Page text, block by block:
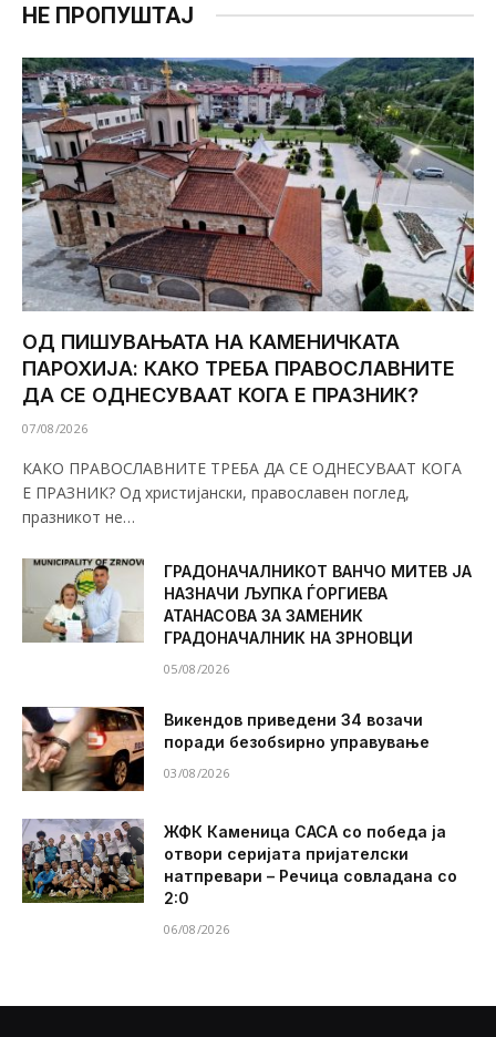
НЕ ПРОПУШТАЈ
ОД ПИШУВАЊАТА НА КАМЕНИЧКАТА
ПАРОХИЈА: КАКО ТРЕБА ПРАВОСЛАВНИТЕ
ДА СЕ ОДНЕСУВААТ КОГА Е ПРАЗНИК?
07/08/2026
КАКО ПРАВОСЛАВНИТЕ ТРЕБА ДА СЕ ОДНЕСУВААТ КОГА
Е ПРАЗНИК? Од христијански, православен поглед,
празникот не…
ГРАДОНАЧАЛНИКОТ ВАНЧО МИТЕВ ЈА
НАЗНАЧИ ЉУПКА ЃОРГИЕВА
АТАНАСОВА ЗА ЗАМЕНИК
ГРАДОНАЧАЛНИК НА ЗРНОВЦИ
05/08/2026
Викендов приведени 34 возачи
поради безобѕирно управување
03/08/2026
ЖФК Каменица САСА со победа ја
отвори серијата пријателски
натпревари – Речица совладана со
2:0
06/08/2026